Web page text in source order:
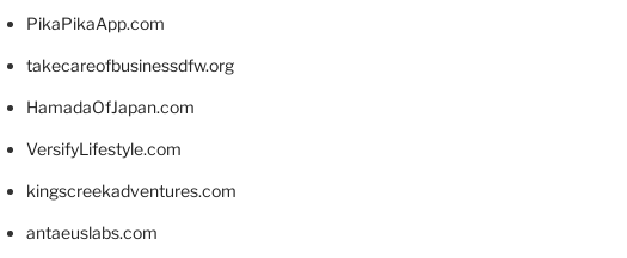
PikaPikaApp.com
takecareofbusinessdfw.org
HamadaOfJapan.com
VersifyLifestyle.com
kingscreekadventures.com
antaeuslabs.com